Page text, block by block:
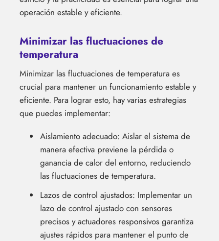
operación estable y eficiente.
Minimizar las fluctuaciones de
temperatura
Minimizar las fluctuaciones de temperatura es
crucial para mantener un funcionamiento estable y
eficiente. Para lograr esto, hay varias estrategias
que puedes implementar:
Aislamiento adecuado: Aislar el sistema de
manera efectiva previene la pérdida o
ganancia de calor del entorno, reduciendo
las fluctuaciones de temperatura.
Lazos de control ajustados: Implementar un
lazo de control ajustado con sensores
precisos y actuadores responsivos garantiza
ajustes rápidos para mantener el punto de